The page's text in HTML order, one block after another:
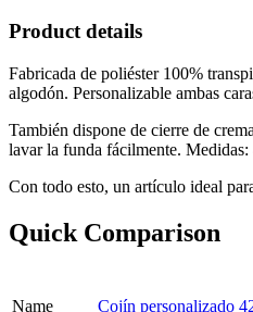
Product details
Fabricada de poliéster 100%
algodón. Personalizable ambas
También dispone de cierre de
lavar la funda fácilmente. Medidas:
Con todo esto, un artículo ideal
Quick Comparison
Name
Cojín personalizado